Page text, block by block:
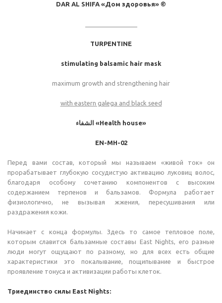
DAR AL SHIFA «Дом здоровья» ©
TURPENTINE
stimulating balsamic hair mask
maximum growth and strengthening hair
with eastern galega and black seed
الشفاء «Health house»
EN-MH-02
Перед вами состав, который мы называем «живой ток» он
прорабатывает глубокую сосудистую активацию луковиц волос,
благодаря особому сочетанию компонентов с высоким
содержанием терпенов и бальзамов. Формула работает
физиологично, не вызывая жжения, пересушивания или
раздражения кожи.
Начинает с конца формулы. Здесь то самое тепловое поле,
которым славится бальзамные составы East Nights, его разные
люди могут ощущают по разному, но для всех есть общие
характеристики это покалывание, пощипывание и быстрое
проявление тонуса и активизации работы клеток.
Триединство силы East Nights: